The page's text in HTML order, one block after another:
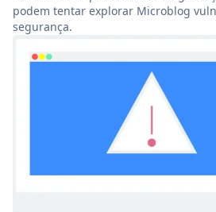
podem tentar explorar Microblog
segurança.